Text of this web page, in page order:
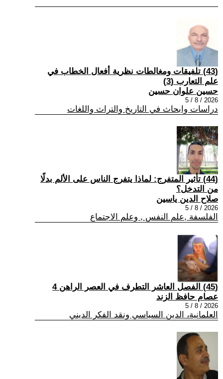
(43) تلفيقات ومغالطات نظرية أفعال الخطاب في
علم التعارب (3)
حسين علوان حسين
2026 / 8 / 5
دراسات وابحاث في التاريخ والتراث واللغات
(44) تأثير المتفرج: لماذا يتفرج الناس على الألم بدلًا
من التدخل؟
صلاح الدين ياسين
2026 / 8 / 5
الفلسفة ,علم النفس , وعلم الاجتماع
(45) الفصل العاشر التطرف في العصر الراهن 4
عصام حافظ الزند
2026 / 8 / 5
العلمانية، الدين السياسي ونقد الفكر الديني